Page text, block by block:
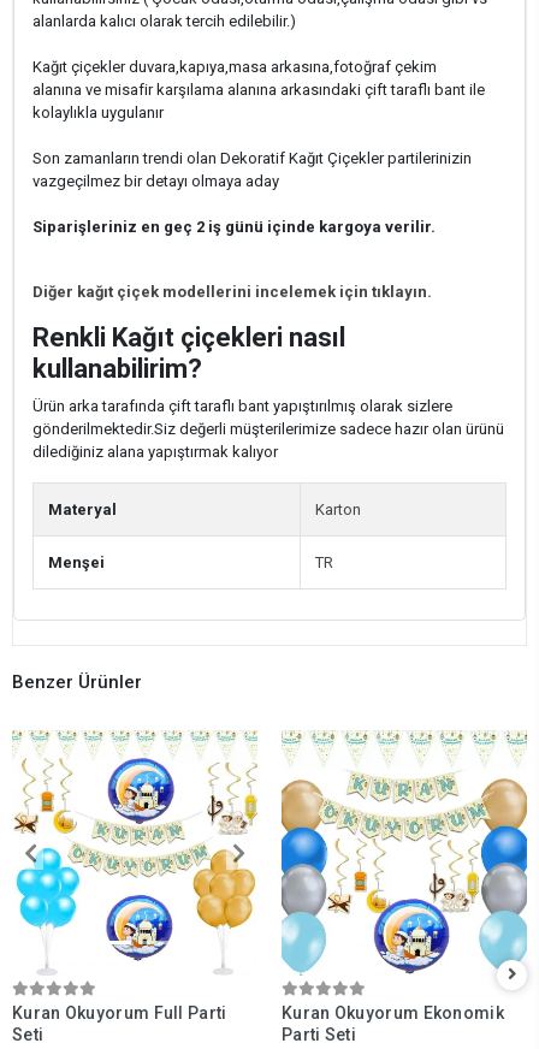
alanlarda kalıcı olarak tercih edilebilir.)
Kağıt çiçekler duvara,kapıya,masa arkasına,fotoğraf çekim
alanına ve misafir karşılama alanına arkasındaki çift taraflı bant ile
kolaylıkla uygulanır
Son zamanların trendi olan Dekoratif Kağıt Çiçekler partilerinizin
vazgeçilmez bir detayı olmaya aday
Siparişleriniz en geç 2 iş günü içinde kargoya verilir.
Diğer kağıt çiçek modellerini incelemek için tıklayın.
Renkli Kağıt çiçekleri nasıl
kullanabilirim?
Ürün arka tarafında çift taraflı bant yapıştırılmış olarak sizlere
gönderilmektedir.Siz değerli müşterilerimize sadece hazır olan ürünü
dilediğiniz alana yapıştırmak kalıyor
Materyal Karton
Menşei TR
Benzer Ürünler
Kuran Okuyorum Full Parti
Seti
Kuran Okuyorum Ekonomik
Parti Seti